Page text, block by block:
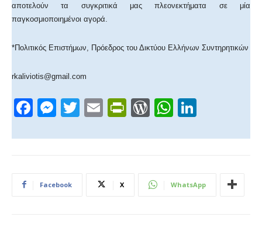
αποτελούν τα συγκριτικά μας πλεονεκτήματα σε μία
παγκοσμιοποιημένοι αγορά.
*Πολιτικός Επιστήμων, Πρόεδρος του Δικτύου Ελλήνων Συντηρητικών
rkaliviotis@gmail.com
F
c
b
M
ss
n
T
tt
E
ail
Pr
tF
W
d
e
W
at
A
k
dI
Facebook X WhatsApp